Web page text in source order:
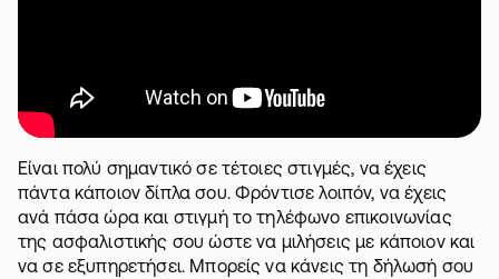
Είναι πολύ σημαντικό σε τέτοιες στιγμές, να έχεις
πάντα κάποιον δίπλα σου. Φρόντισε λοιπόν, να έχεις
ανά πάσα ώρα και στιγμή το τηλέφωνο επικοινωνίας
της ασφαλιστικής σου ώστε να μιλήσεις με κάποιον και
να σε εξυπηρετήσει. Μπορείς να κάνεις τη δήλωσή σου